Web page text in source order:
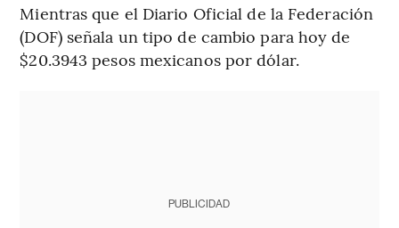
Mientras que el Diario Oficial de la Federación
(DOF) señala un tipo de cambio para hoy de
$20.3943 pesos mexicanos por dólar.
PUBLICIDAD